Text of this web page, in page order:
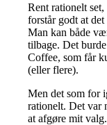
Rent rationelt
forstår godt at
Man kan både
tilbage. Det
Coffee, som får
(eller flere).
Men det som for
rationelt. Det var
at afgøre mit valg.